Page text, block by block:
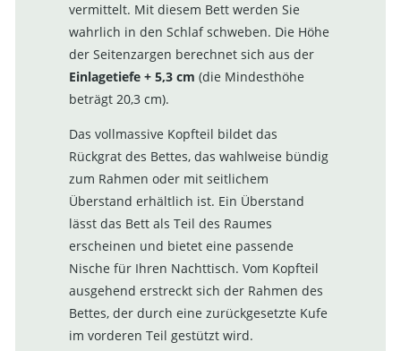
vermittelt. Mit diesem Bett werden Sie
wahrlich in den Schlaf schweben. Die Höhe
der Seitenzargen berechnet sich aus der
Einlagetiefe + 5,3 cm (die Mindesthöhe
beträgt 20,3 cm).
Das vollmassive Kopfteil bildet das
Rückgrat des Bettes, das wahlweise bündig
zum Rahmen oder mit seitlichem
Überstand erhältlich ist. Ein Überstand
lässt das Bett als Teil des Raumes
erscheinen und bietet eine passende
Nische für Ihren Nachttisch. Vom Kopfteil
ausgehend erstreckt sich der Rahmen des
Bettes, der durch eine zurückgesetzte Kufe
im vorderen Teil gestützt wird.